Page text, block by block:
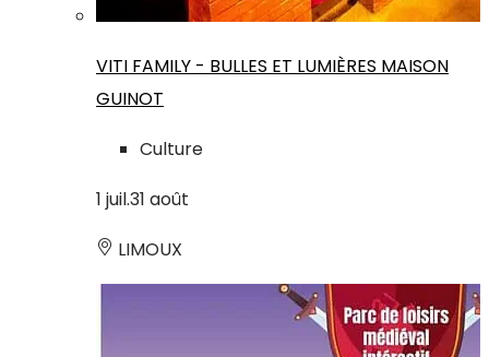
VITI FAMILY - BULLES ET LUMIÈRES MAISON
GUINOT
Culture
1 juil.31 août
LIMOUX